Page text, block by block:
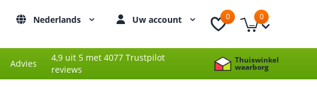
Nederlands Uw account 0 0
Advies
4,9 uit 5 met 4077 Trustpilot
reviews
Thuiswinkel
waarborg